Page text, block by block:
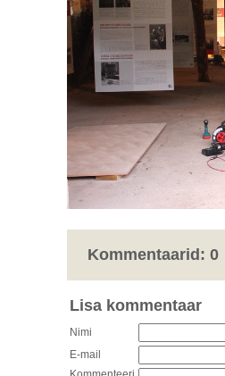
Kommentaarid: 0
Lisa kommentaar
Nimi
E-mail